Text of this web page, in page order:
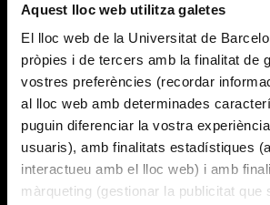
Aquest lloc web utilitza galetes
El lloc web de la Universitat de
pròpies i de tercers amb la finalitat de
vostres preferències (recordar
al lloc web amb determinades
puguin diferenciar la vostra experiència
usuaris), amb finalitats estadístiques
interactueu amb el lloc web) i amb
màrqueting (gestionar la publicitat que